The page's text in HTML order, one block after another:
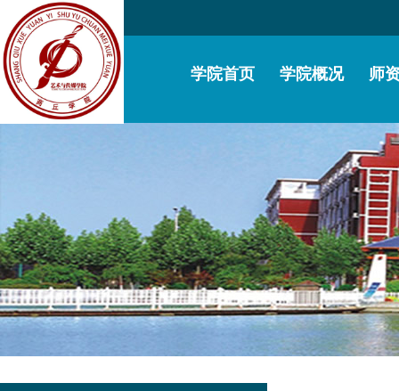
学院首页 学院概况 师